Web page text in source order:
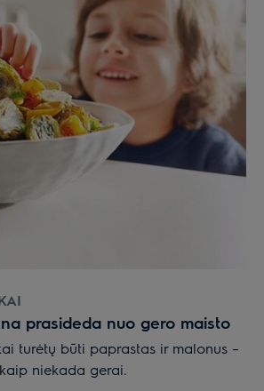
prasideda nuo gero maisto
turėtų būti paprastas ir malonus –
niekada gerai.